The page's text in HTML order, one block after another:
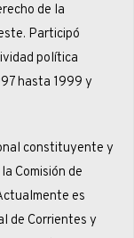
de la
Participó
política
hasta 1999 y
constituyente y
Comisión de
es
de Corrientes y